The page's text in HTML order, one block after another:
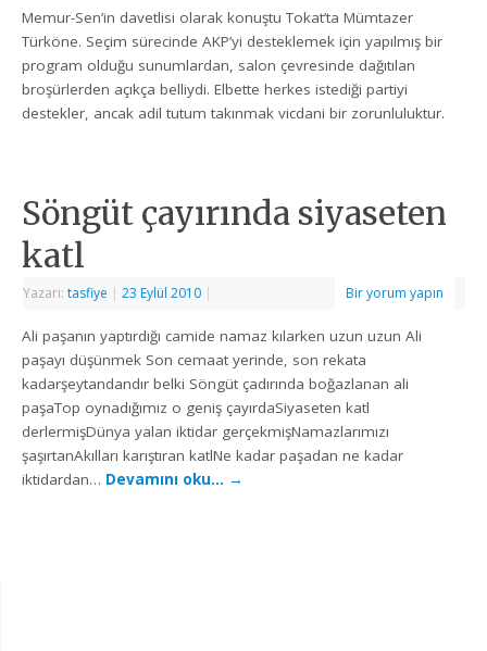
Memur-Sen’in davetlisi olarak konuştu Tokat’ta Mümtazer
Türköne. Seçim sürecinde AKP’yi desteklemek için yapılmış bir
program olduğu sunumlardan, salon çevresinde dağıtılan
broşürlerden açıkça belliydi. Elbette herkes istediği partiyi
destekler, ancak adil tutum takınmak vicdani bir zorunluluktur.
Söngüt çayırında siyaseten
katl
Yazarı:tasfiye | 23 Eylül 2010 | Bir yorum yapın
Ali paşanın yaptırdığı camide namaz kılarken uzun uzun Ali
paşayı düşünmek Son cemaat yerinde, son rekata
kadarşeytandandır belki Söngüt çadırında boğazlanan ali
paşaTop oynadığımız o geniş çayırdaSiyaseten katl
derlermişDünya yalan iktidar gerçekmişNamazlarımızı
şaşırtanAkılları karıştıran katlNe kadar paşadan ne kadar
iktidardan… Devamını oku… →